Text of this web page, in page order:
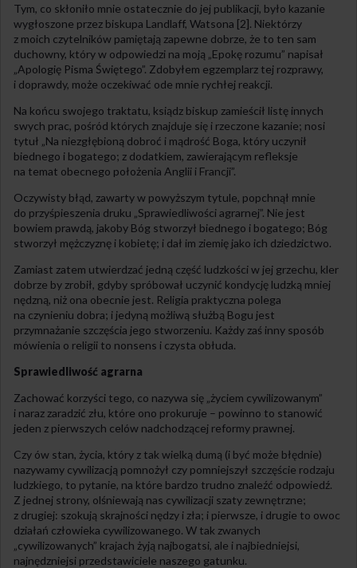
Tym, co skłoniło mnie ostatecznie do jej publikacji, było kazanie
wygłoszone przez biskupa Landlaff, Watsona [2]. Niektórzy
z moich czytelników pamiętają zapewne dobrze, że to ten sam
duchowny, który w odpowiedzi na moją „Epokę rozumu” napisał
„Apologię Pisma Świętego”. Zdobyłem egzemplarz tej rozprawy,
i doprawdy, może oczekiwać ode mnie rychłej reakcji.
Na końcu swojego traktatu, ksiądz biskup zamieścił listę innych
swych prac, pośród których znajduje się i rzeczone kazanie; nosi
tytuł „Na niezgłębioną dobroć i mądrość Boga, który uczynił
biednego i bogatego; z dodatkiem, zawierającym refleksje
na temat obecnego położenia Anglii i Francji”.
Oczywisty błąd, zawarty w powyższym tytule, popchnął mnie
do przyśpieszenia druku „Sprawiedliwości agrarnej”. Nie jest
bowiem prawdą, jakoby Bóg stworzył biednego i bogatego; Bóg
stworzył mężczyznę i kobietę; i dał im ziemię jako ich dziedzictwo.
Zamiast zatem utwierdzać jedną część ludzkości w jej grzechu, kler
dobrze by zrobił, gdyby spróbował uczynić kondycję ludzką mniej
nędzną, niż ona obecnie jest. Religia praktyczna polega
na czynieniu dobra; i jedyną możliwą służbą Bogu jest
przymnażanie szczęścia jego stworzeniu. Każdy zaś inny sposób
mówienia o religii to nonsens i czysta obłuda.
Sprawiedliwość agrarna
Zachować korzyści tego, co nazywa się „życiem cywilizowanym”
i naraz zaradzić złu, które ono prokuruje – powinno to stanowić
jeden z pierwszych celów nadchodzącej reformy prawnej.
Czy ów stan, życia, który z tak wielką dumą (i być może błędnie)
nazywamy cywilizacją pomnożył czy pomniejszył szczęście rodzaju
ludzkiego, to pytanie, na które bardzo trudno znaleźć odpowiedź.
Z jednej strony, olśniewają nas cywilizacji szaty zewnętrzne;
z drugiej: szokują skrajności nędzy i zła; i pierwsze, i drugie to owoc
działań człowieka cywilizowanego. W tak zwanych
„cywilizowanych” krajach żyją najbogatsi, ale i najbiedniejsi,
najnędzniejsi przedstawiciele naszego gatunku.